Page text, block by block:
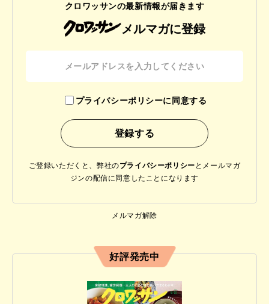
クロワッサンの最新情報が届きます
メルマガに登録
プライバシーポリシーに同意する
ご登録いただくと、弊社のプライバシーポリシー と メールマガ
ジンの配信に同意したことになります
メルマガ解除
好評発売中